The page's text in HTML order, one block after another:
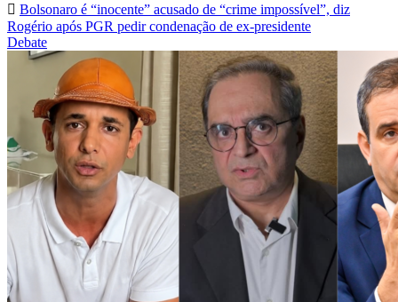
Bolsonaro é “inocente” acusado de “crime impossível”, diz
Rogério após PGR pedir condenação de ex-presidente
Debate